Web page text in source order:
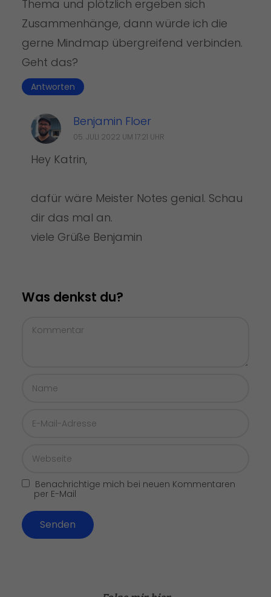
Thema und plötzlich ergeben sich
Zusammenhänge, dann würde ich die
gerne Mindmap übergreifend verbinden.
Geht das?
Antworten
Benjamin Floer
05. JULI 2022 UM 17:21 UHR
Hey Katrin,
dafür wäre Meister Notes genial. Schau
dir das mal an.
viele Grüße Benjamin
Was denkst du?
Benachrichtige mich bei neuen Kommentaren
per E-Mail
Senden